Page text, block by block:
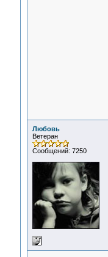
Любовь
Ветеран
Сообщений: 7250